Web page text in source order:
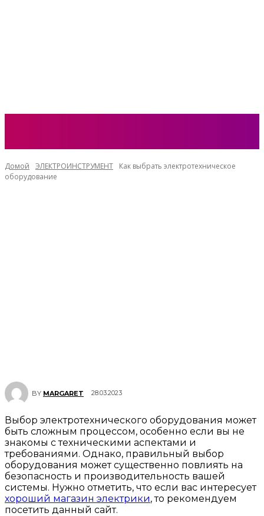
Домой ЭЛЕКТРОИНСТРУМЕНТ
Как выбрать электротехническое
оборудование
BY MARGARET 28.03.2023
Выбор электротехнического оборудования может
быть сложным процессом, особенно если вы не
знакомы с техническими аспектами и
требованиями. Однако, правильный выбор
оборудования может существенно повлиять на
безопасность и производительность вашей
системы. Нужно отметить, что если вас интересует
хороший магазин электрики, то рекомендуем
посетить данный сайт.